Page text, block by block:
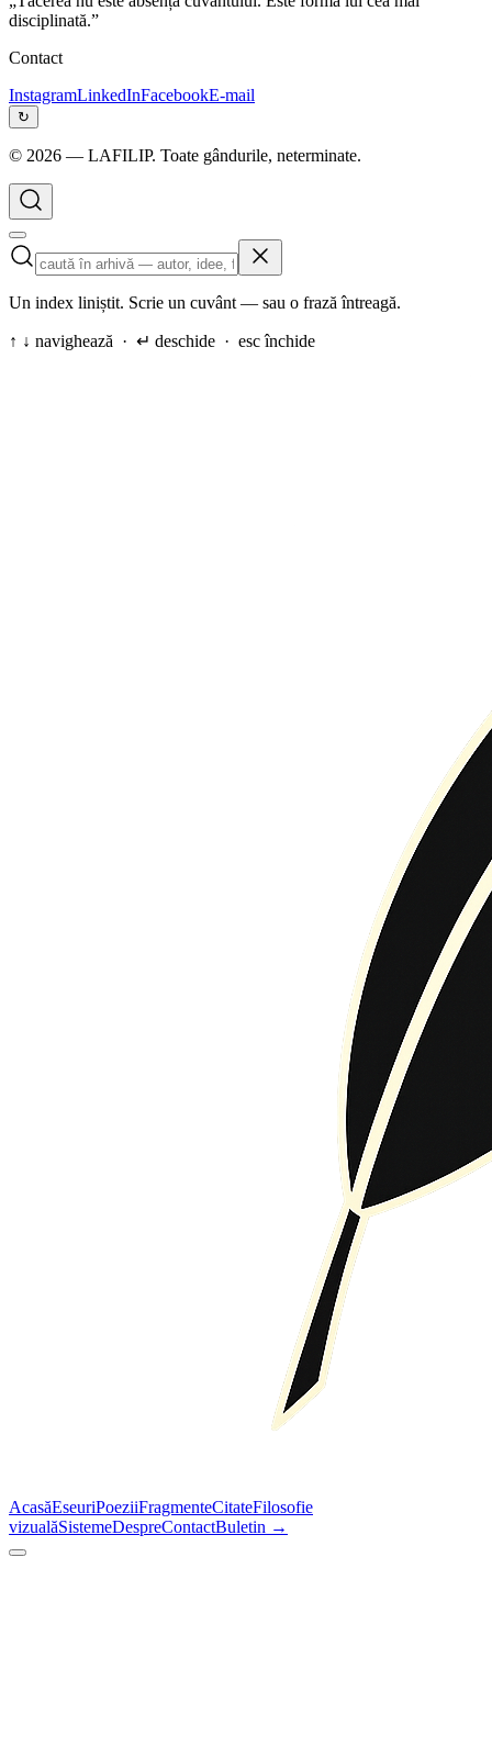
disciplinată.”
Contact
InstagramLinkedInFacebookE-mail
↻
© 2026 — LAFILIP. Toate gândurile, neterminate.
Un index liniștit. Scrie un cuvânt — sau o frază întreagă.
↑ ↓ navighează · ↵ deschide · esc închide
AcasăEseuriPoeziiFragmenteCitateFilosofie
vizualăSistemeDespreContactBuletin →